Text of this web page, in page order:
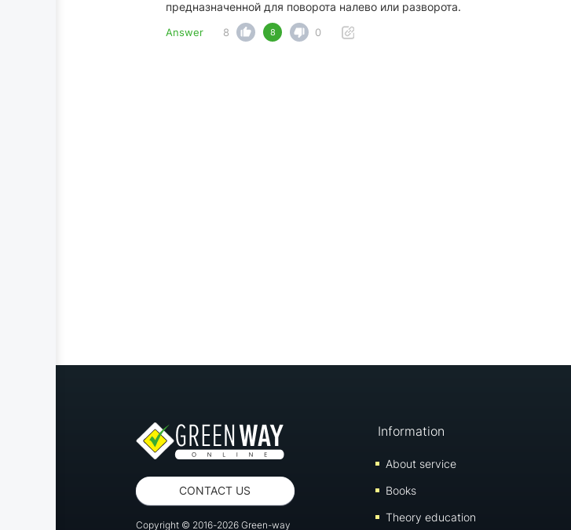
предназначенной для поворота налево или разворота.
Answer 8 8 0
CONTACT US
Copyright © 2016-2026 Green-way
Information
About service
Books
Theory education